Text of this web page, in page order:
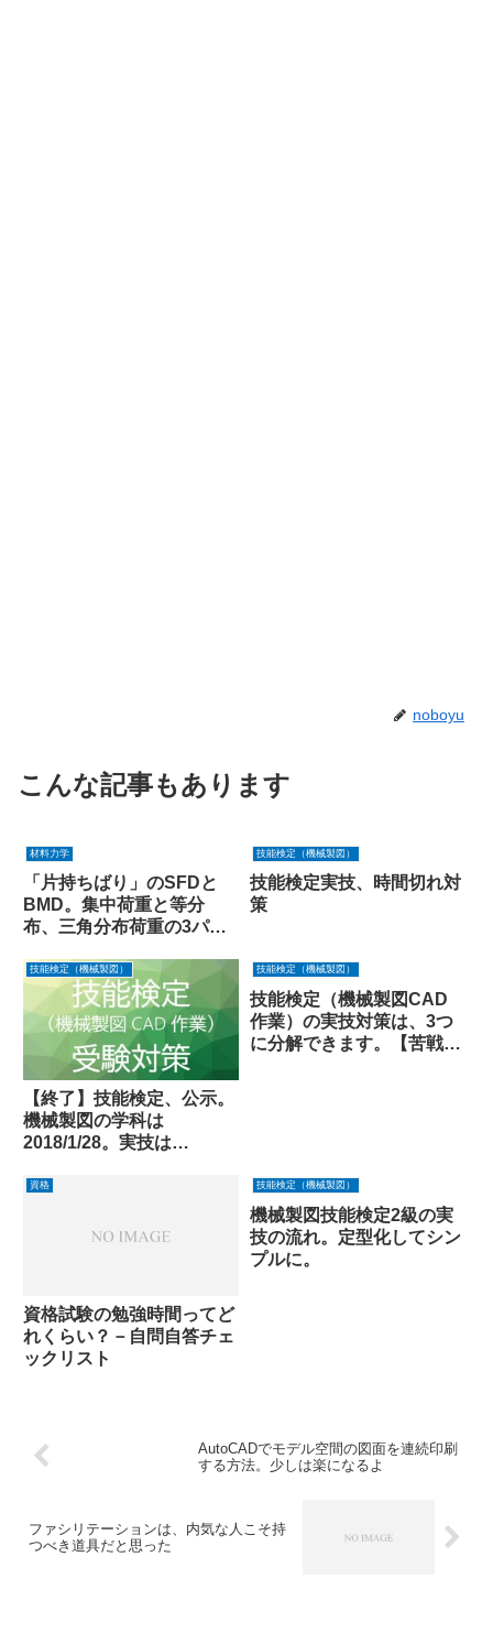
noboyu
こんな記事もあります
材料力学
「片持ちばり」のSFDと
BMD。集中荷重と等分
布、三角分布荷重の3パタ
技能検定（機械製図）
技能検定実技、時間切れ対
策
技能検定（機械製図）
【終了】技能検定、公示。
機械製図の学科は
2018/1/28。実技は
技能検定（機械製図）
技能検定（機械製図CAD
作業）の実技対策は、3つ
に分解できます。【苦戦し
資格
資格試験の勉強時間ってど
れくらい？－自問自答チェ
ックリスト
技能検定（機械製図）
機械製図技能検定2級の実
技の流れ。定型化してシン
プルに。
AutoCADでモデル空間の図面を連続印刷
する方法。少しは楽になるよ
ファシリテーションは、内気な人こそ持
つべき道具だと思った